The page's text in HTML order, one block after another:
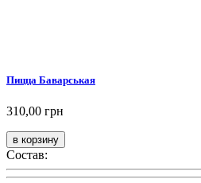
Пицца Баварськая
310,00 грн
Состав: